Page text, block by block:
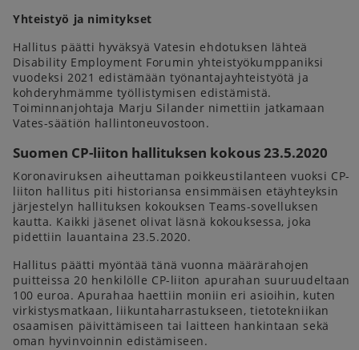
Yhteistyö ja nimitykset
Hallitus päätti hyväksyä Vatesin ehdotuksen lähteä
Disability Employment Forumin yhteistyökumppaniksi
vuodeksi 2021 edistämään työnantajayhteistyötä ja
kohderyhmämme työllistymisen edistämistä.
Toiminnanjohtaja Marju Silander nimettiin jatkamaan
Vates-säätiön hallintoneuvostoon.
Suomen CP-liiton hallituksen kokous 23.5.2020
Koronaviruksen aiheuttaman poikkeustilanteen vuoksi CP-
liiton hallitus piti historiansa ensimmäisen etäyhteyksin
järjestelyn hallituksen kokouksen Teams-sovelluksen
kautta. Kaikki jäsenet olivat läsnä kokouksessa, joka
pidettiin lauantaina 23.5.2020.
Hallitus päätti myöntää tänä vuonna määrärahojen
puitteissa 20 henkilölle CP-liiton apurahan suuruudeltaan
100 euroa. Apurahaa haettiin moniin eri asioihin, kuten
virkistysmatkaan, liikuntaharrastukseen, tietotekniikan
osaamisen päivittämiseen tai laitteen hankintaan sekä
oman hyvinvoinnin edistämiseen.